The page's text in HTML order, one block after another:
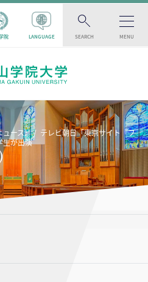
院 LANGUAGE SEARCH MENU
ュース）
テレビ朝日「東京サイト『フ
生が出演